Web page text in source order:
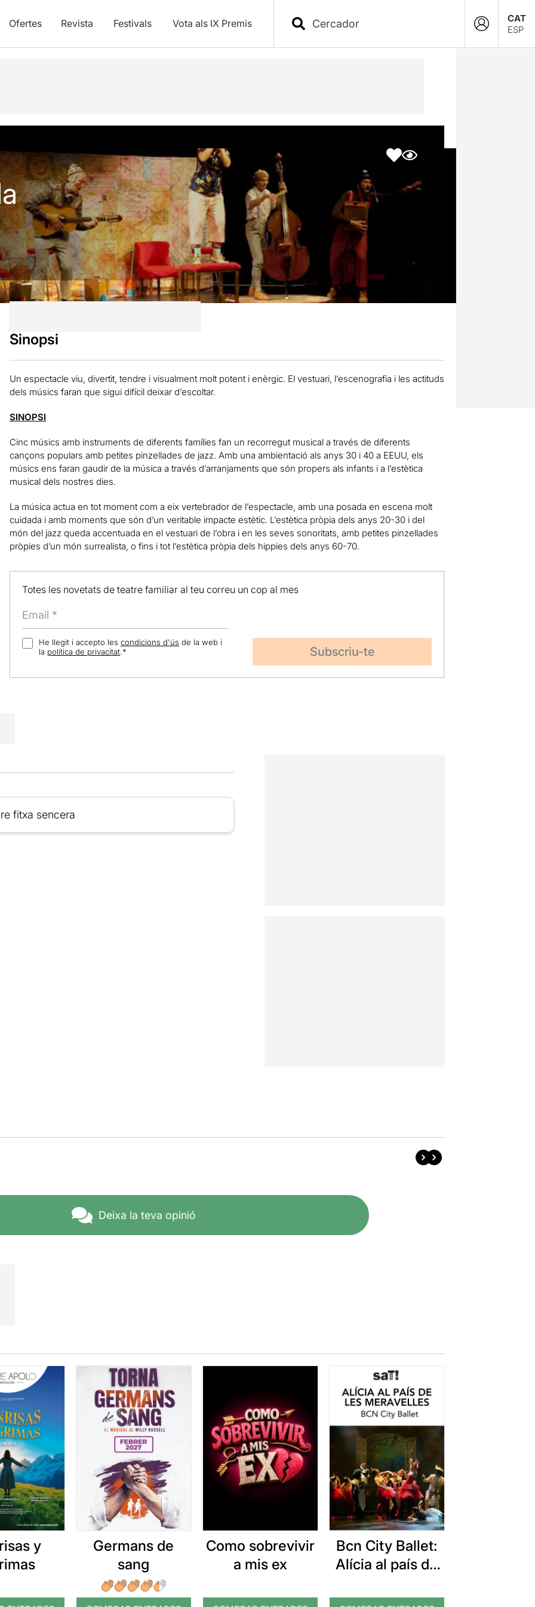
Ofertes Revista Festivals Vota als IX Premis
CAT
ESP
Sinopsi
Un espectacle viu, divertit, tendre i visualment molt potent i enèrgic. El vestuari, l’escenografia i les actituds
dels músics faran que sigui difícil deixar d’escoltar.
SINOPSI
Cinc músics amb instruments de diferents famílies fan un recorregut musical a través de diferents
cançons populars amb petites pinzellades de jazz. Amb una ambientació als anys 30 i 40 a EEUU, els
músics ens faran gaudir de la música a través d’arranjaments que són propers als infants i a l’estètica
musical dels nostres dies.
La música actua en tot moment com a eix vertebrador de l’espectacle, amb una posada en escena molt
cuidada i amb moments que són d’un veritable impacte estètic. L’estètica pròpia dels anys 20-30 i del
món del jazz queda accentuada en el vestuari de l’obra i en les seves sonoritats, amb petites pinzellades
pròpies d’un món surrealista, o fins i tot l’estètica pròpia dels hippies dels anys 60-70.
Totes les novetats de teatre familiar al teu correu un cop al mes
He llegit i accepto les condicions d'ús de la web i
la política de privacitat.*
fitxa sencera
Deixa la teva opinió
y
Germans de
sang
Como sobrevivir
a mis ex
Bcn City Ballet:
Alícia al país de